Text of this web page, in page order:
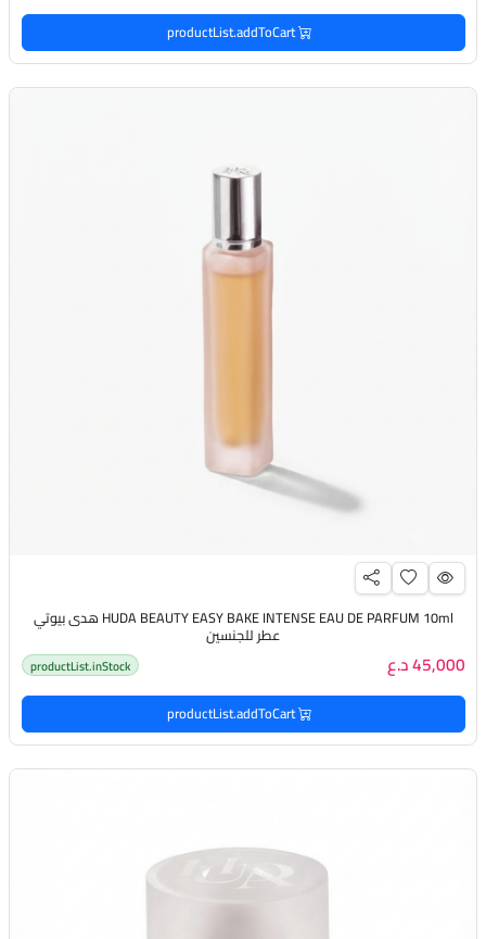
productList.addToCart
HUDA BEAUTY EASY BAKE INTENSE EAU DE PARFUM 10ml هدى بيوتي
عطر للجنسين
45,000 د.ع productList.inStock
productList.addToCart